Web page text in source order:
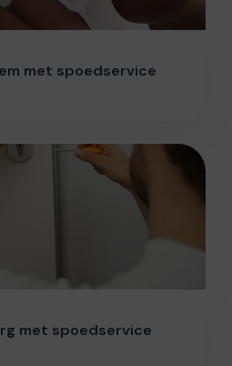
met spoedservice
met spoedservice